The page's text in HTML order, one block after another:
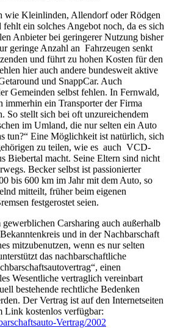
wie Kleinlinden, Allendorf oder Rödgen
ein solches Angebot noch, da es sich
Anbieter bei geringerer Nutzung bisher
geringe Anzahl an Fahrzeugen senkt
und führt zu hohen Kosten für den
hier auch andere bundesweit aktive
und SnappCar. Auch
Gemeinden selbst fehlen. In Fernwald,
ein Transporter der Firma
So stellt sich bei oft unzureichendem
im Umland, die nur selten ein Auto
tun?“ Eine Möglichkeit ist natürlich, sich
zu teilen, wie es auch VCD-
Biebertal macht. Seine Eltern sind nicht
Becker selbst ist passionierter
bis 600 km im Jahr mit dem Auto, so
mitteilt, früher beim eigenen
festgerostet seien.
Carsharing auch außerhalb
und in der Nachbarschaft
mitzubenutzen, wenn es nur selten
das nachbarschaftliche
einen
Wesentliche vertraglich vereinbart
bestehende rechtliche Bedenken
Der Vertrag ist auf den Internetseiten
Link kostenlos verfügbar:
Vertrag/2002